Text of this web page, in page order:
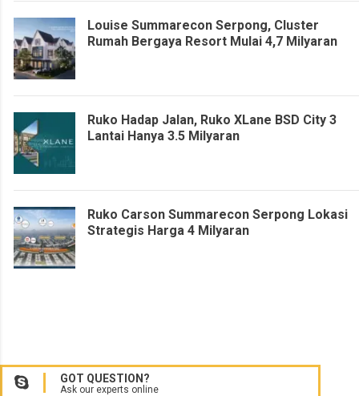
Louise Summarecon Serpong, Cluster
Rumah Bergaya Resort Mulai 4,7 Milyaran
Ruko Hadap Jalan, Ruko XLane BSD City 3
Lantai Hanya 3.5 Milyaran
Ruko Carson Summarecon Serpong Lokasi
Strategis Harga 4 Milyaran
GOT QUESTION?
Ask our experts online